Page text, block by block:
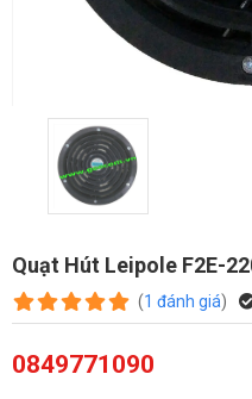
Quạt Hút Leipole F2E-
(1 đánh giá)
0849771090